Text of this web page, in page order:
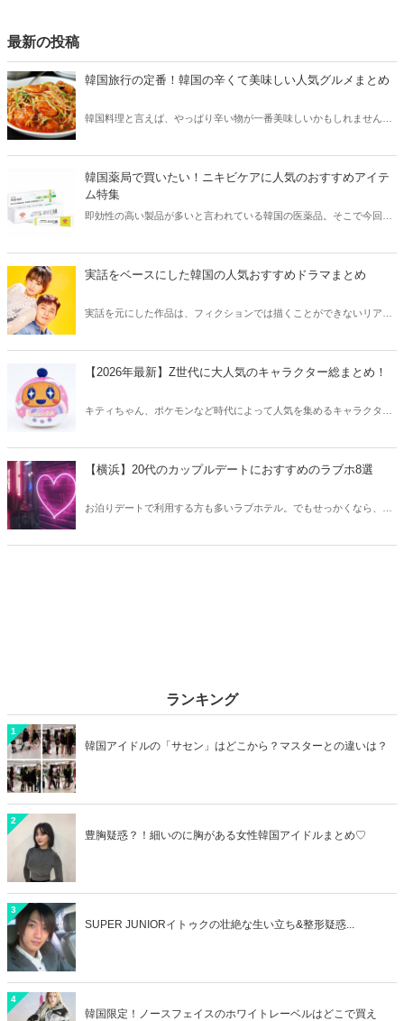
最新の投稿
韓国旅行の定番！韓国の辛くて美味しい人気グルメまとめ
韓国料理と言えば、やっぱり辛い物が一番美味しいかもしれません。
方も必見です。
韓国薬局で買いたい！ニキビケアに人気のおすすめアイテ
ム特集
即効性の高い製品が多いと言われている韓国の医薬品。そこで今回は
う。
実話をベースにした韓国の人気おすすめドラマまとめ
実話を元にした作品は、フィクションでは描くことができないリアル
【2026年最新】Z世代に大人気のキャラクター総まとめ！
キティちゃん、ポケモンなど時代によって人気を集めるキャラクター
クしてみましょう。
【横浜】20代のカップルデートにおすすめのラブホ8選
お泊りデートで利用する方も多いラブホテル。でもせっかくなら、キ
ランキング
1
韓国アイドルの「サセン」はどこから？マスターとの違いは？
2
豊胸疑惑？！細いのに胸がある女性韓国アイドルまとめ♡
3
SUPER JUNIORイトゥクの壮絶な生い立ち&整形疑惑...
4
韓国限定！ノースフェイスのホワイトレーベルはどこで買え